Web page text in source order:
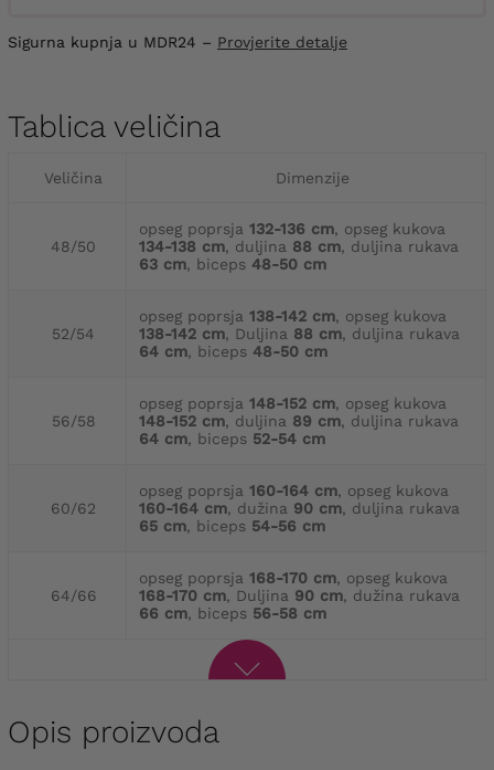
Sigurna kupnja u MDR24 – Provjerite detalje
Tablica veličina
Veličina Dimenzije
48/50
opseg poprsja 132-136 cm, opseg kukova
134-138 cm, duljina 88 cm, duljina rukava
63 cm, biceps 48-50 cm
52/54
opseg poprsja 138-142 cm, opseg kukova
138-142 cm, Duljina 88 cm, duljina rukava
64 cm, biceps 48-50 cm
56/58
opseg poprsja 148-152 cm, opseg kukova
148-152 cm, duljina 89 cm, duljina rukava
64 cm, biceps 52-54 cm
60/62
opseg poprsja 160-164 cm, opseg kukova
160-164 cm, dužina 90 cm, duljina rukava
65 cm, biceps 54-56 cm
64/66
opseg poprsja 168-170 cm, opseg kukova
168-170 cm, Duljina 90 cm, dužina rukava
66 cm, biceps 56-58 cm
Opis proizvoda